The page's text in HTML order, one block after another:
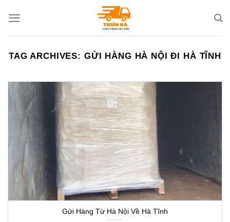
TAG ARCHIVES: GỬI HÀNG HÀ NỘI ĐI HÀ TĨNH
Gửi Hàng Từ Hà Nội Về Hà Tĩnh